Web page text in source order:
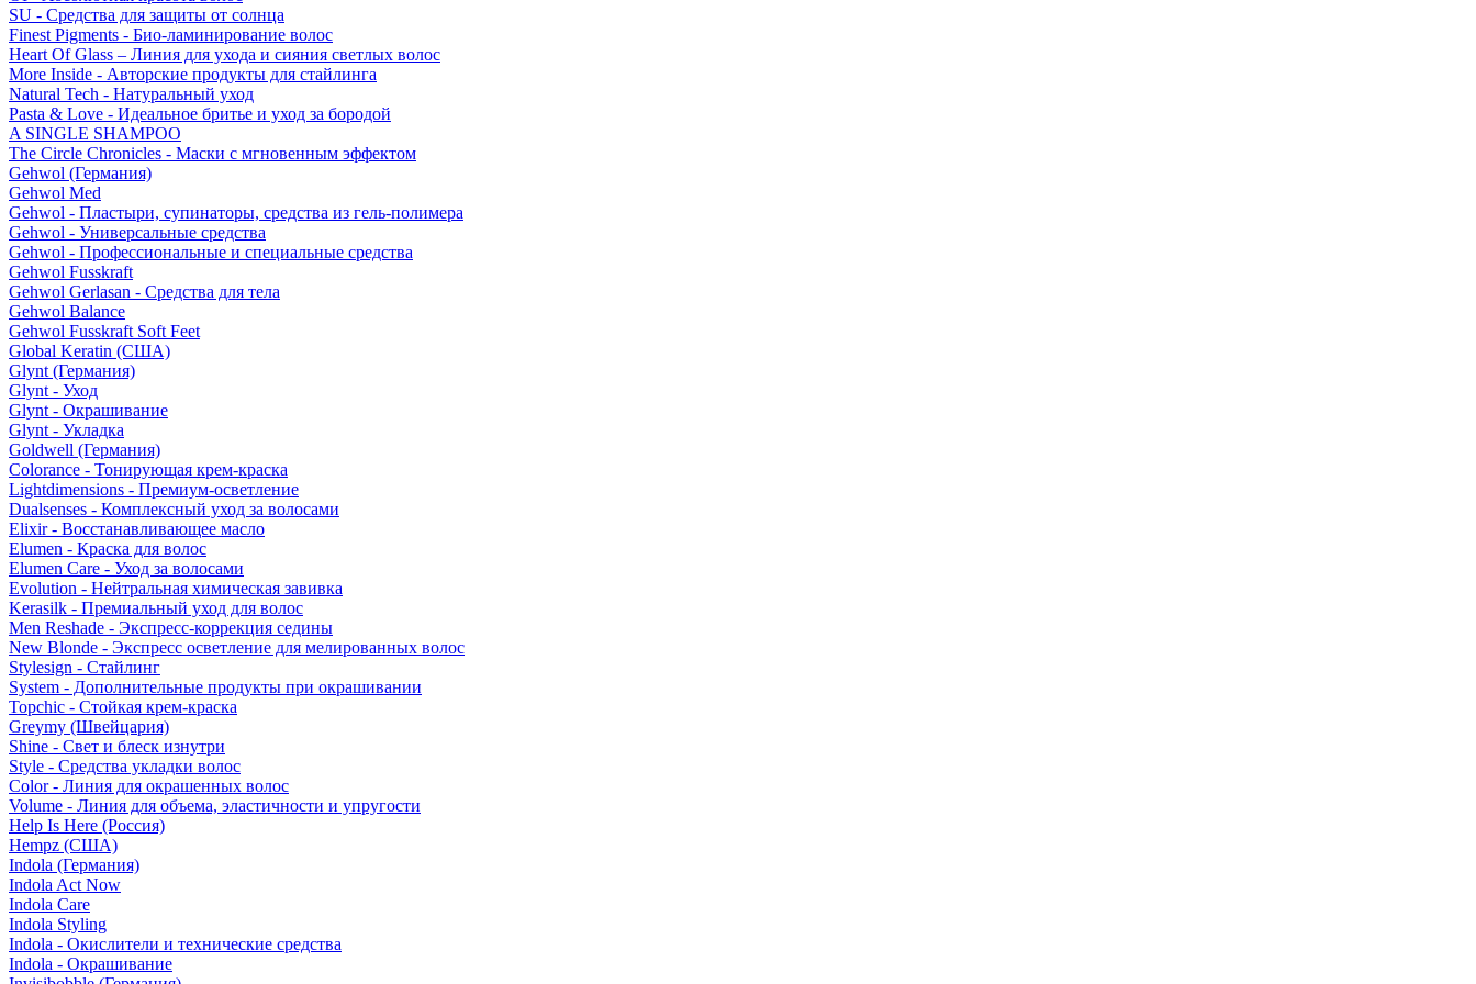
SU - Средства для защиты от солнца
Finest Pigments - Био-ламинирование волос
Heart Of Glass – Линия для ухода и сияния светлых волос
More Inside - Авторские продукты для стайлинга
Natural Tech - Натуральный уход
Pasta & Love - Идеальное бритье и уход за бородой
A SINGLE SHAMPOO
The Circle Chronicles - Маски с мгновенным эффектом
Gehwol (Германия)
Gehwol Med
Gehwol - Пластыри, супинаторы, средства из гель-полимера
Gehwol - Универсальные средства
Gehwol - Профессиональные и специальные средства
Gehwol Fusskraft
Gehwol Gerlasan - Средства для тела
Gehwol Balance
Gehwol Fusskraft Soft Feet
Global Keratin (США)
Glynt (Германия)
Glynt - Уход
Glynt - Окрашивание
Glynt - Укладка
Goldwell (Германия)
Colorance - Тонирующая крем-краска
Lightdimensions - Премиум-осветление
Dualsenses - Комплексный уход за волосами
Elixir - Восстанавливающее масло
Elumen - Краска для волос
Elumen Care - Уход за волосами
Evolution - Нейтральная химическая завивка
Kerasilk - Премиальный уход для волос
Men Reshade - Экспресс-коррекция седины
New Blonde - Экспресс осветление для мелированных волос
Stylesign - Стайлинг
System - Дополнительные продукты при окрашивании
Topchic - Стойкая крем-краска
Greymy (Швейцария)
Shine - Свет и блеск изнутри
Style - Средства укладки волос
Color - Линия для окрашенных волос
Volume - Линия для объема, эластичности и упругости
Help Is Here (Россия)
Hempz (США)
Indola (Германия)
Indola Act Now
Indola Care
Indola Styling
Indola - Окислители и технические средства
Indola - Окрашивание